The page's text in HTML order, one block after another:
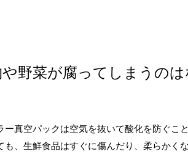
野菜が腐ってしまうの
ー真空パックは空気を抜いて酸化を防ぐこ
も、生鮮食品はすぐに傷んだり、柔らか